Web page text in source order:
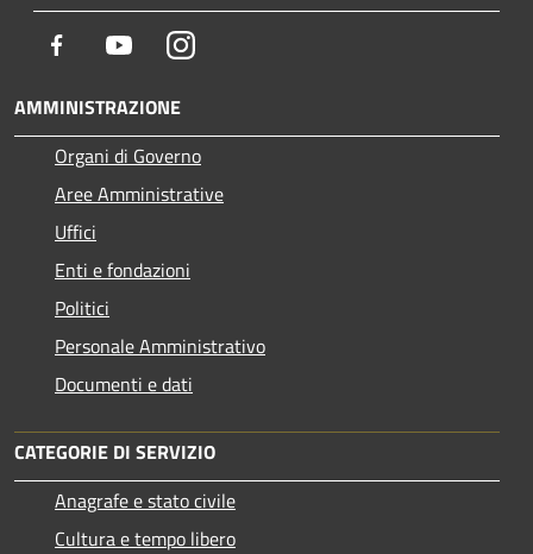
Facebook YoutubeInstagram
AMMINISTRAZIONE
Organi di Governo
Aree Amministrative
Uffici
Enti e fondazioni
Politici
Personale Amministrativo
Documenti e dati
CATEGORIE DI SERVIZIO
Anagrafe e stato civile
Cultura e tempo libero